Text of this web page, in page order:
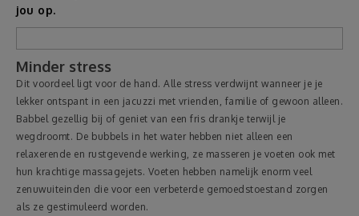
Thuis
Elektronica
Eten & Drinken
Mode & Verzorging
Korting
jou op.
Minder stress
Dit voordeel ligt voor de hand. Alle stress verdwijnt wanneer je je
lekker ontspant in een jacuzzi met vrienden, familie of gewoon alleen.
Babbel gezellig bij of geniet van een fris drankje terwijl je
wegdroomt. De bubbels in het water hebben niet alleen een
relaxerende en rustgevende werking, ze masseren je voeten ook met
hun krachtige massagejets. Voeten hebben namelijk enorm veel
zenuwuiteinden die voor een verbeterde gemoedstoestand zorgen
als ze gestimuleerd worden.